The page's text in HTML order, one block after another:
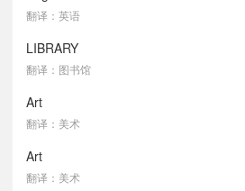
翻译：英语
LIBRARY
翻译：图书馆
Art
翻译：美术
Art
翻译：美术